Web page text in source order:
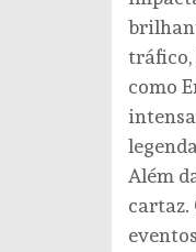
tráfico,
como
Além
cartaz.